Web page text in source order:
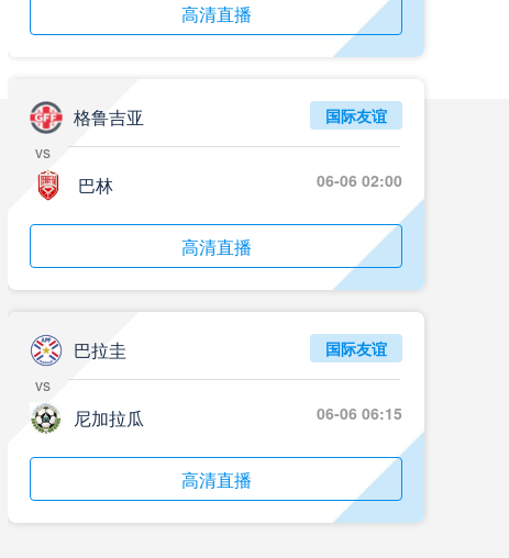
标签
2024年5月21日 足协杯第3轮
标签
2024年5月21日
标签
比赛录像
标签
比赛录像 成都蓉城
标签
标签
比赛录像
05月22日 水晶宫vs狼队 全场录像回放
高清直播
格鲁吉亚
vs
巴林
国际友谊
06-06 02:00
高清直播
巴拉圭
vs
尼加拉瓜
国际友谊
06-06 06:15
高清直播